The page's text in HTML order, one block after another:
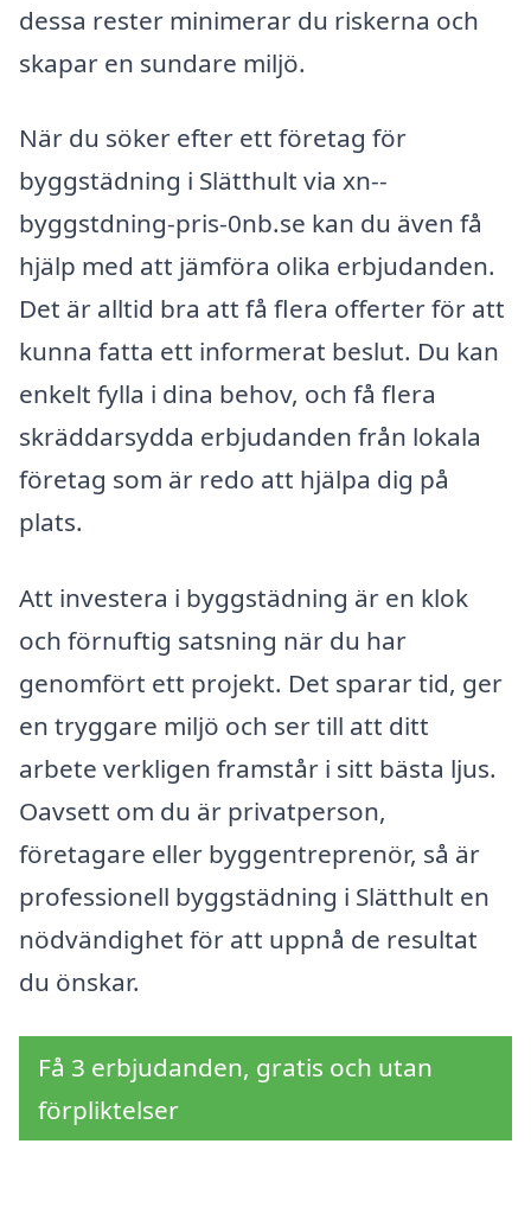
dessa rester minimerar du riskerna och
skapar en sundare miljö.
När du söker efter ett företag för
byggstädning i Slätthult via xn--
byggstdning-pris-0nb.se kan du även få
hjälp med att jämföra olika erbjudanden.
Det är alltid bra att få flera offerter för att
kunna fatta ett informerat beslut. Du kan
enkelt fylla i dina behov, och få flera
skräddarsydda erbjudanden från lokala
företag som är redo att hjälpa dig på
plats.
Att investera i byggstädning är en klok
och förnuftig satsning när du har
genomfört ett projekt. Det sparar tid, ger
en tryggare miljö och ser till att ditt
arbete verkligen framstår i sitt bästa ljus.
Oavsett om du är privatperson,
företagare eller byggentreprenör, så är
professionell byggstädning i Slätthult en
nödvändighet för att uppnå de resultat
du önskar.
Få 3 erbjudanden, gratis och utan
förpliktelser